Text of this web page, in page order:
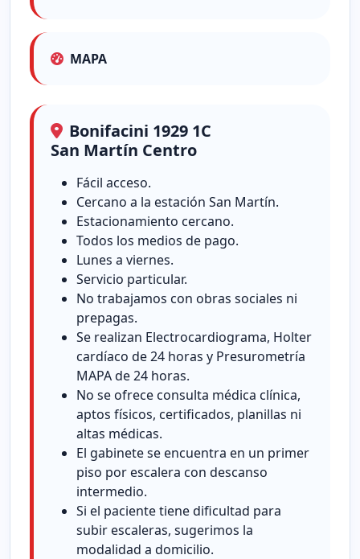
MAPA
Bonifacini 1929 1C
San Martín Centro
Fácil acceso.
Cercano a la estación San Martín.
Estacionamiento cercano.
Todos los medios de pago.
Lunes a viernes.
Servicio particular.
No trabajamos con obras sociales ni
prepagas.
Se realizan Electrocardiograma, Holter
cardíaco de 24 horas y Presurometría
MAPA de 24 horas.
No se ofrece consulta médica clínica,
aptos físicos, certificados, planillas ni
altas médicas.
El gabinete se encuentra en un primer
piso por escalera con descanso
intermedio.
Si el paciente tiene dificultad para
subir escaleras, sugerimos la
modalidad a domicilio.